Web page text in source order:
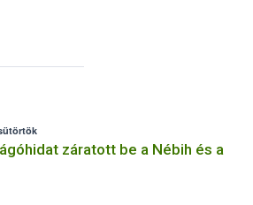
záratott be a Nébih és a